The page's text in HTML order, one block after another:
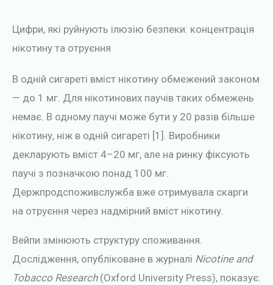
Цифри, які руйнують ілюзію безпеки: концентрація
нікотину та отруєння
В одній сигареті вміст нікотину обмежений законом
— до 1 мг. Для нікотинових паучів таких обмежень
немає. В одному паучі може бути у 20 разів більше
нікотину, ніж в одній сигареті [1]. Виробники
декларують вміст 4–20 мг, але на ринку фіксують
паучі з позначкою понад 100 мг.
Держпродспоживслужба вже отримувала скарги
на отруєння через надмірний вміст нікотину.
Вейпи змінюють структуру споживання.
Дослідження, опубліковане в журналі Nicotine and
Tobacco Research(Oxford University Press), показує: